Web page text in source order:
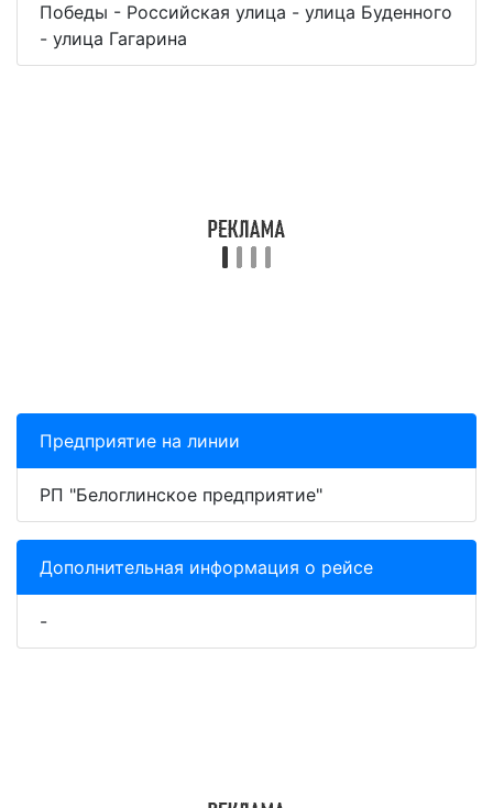
Победы - Российская улица - улица Буденного
- улица Гагарина
Предприятие на линии
РП "Белоглинское предприятие"
Дополнительная информация о рейсе
-